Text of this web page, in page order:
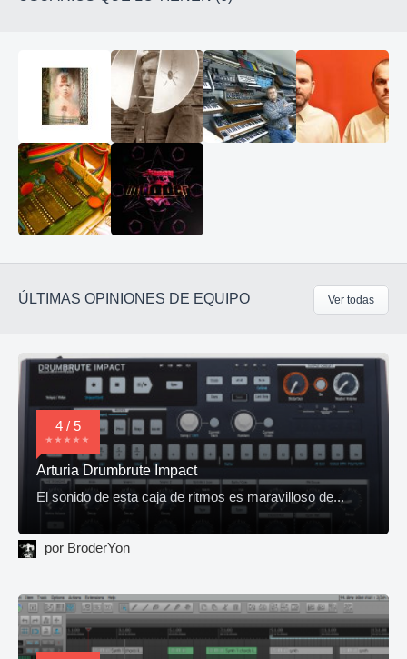
ÚLTIMAS OPINIONES DE EQUIPO Ver todas
4 / 5
Arturia Drumbrute Impact
El sonido de esta caja de ritmos es maravilloso de...
por BroderYon